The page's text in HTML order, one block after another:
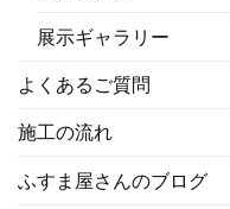
展示ギャラリー
よくあるご質問
施工の流れ
ふすま屋さんのブログ